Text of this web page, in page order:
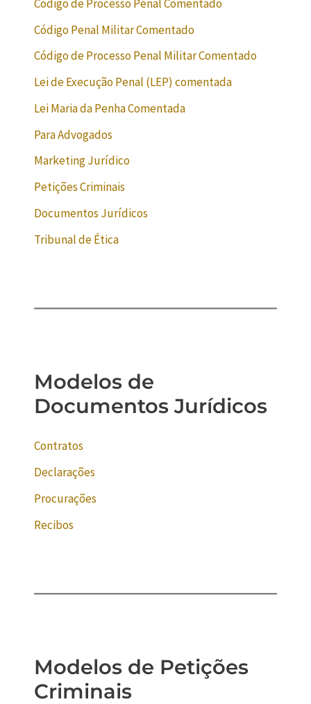
Código de Processo Penal Comentado
Código Penal Militar Comentado
Código de Processo Penal Militar Comentado
Lei de Execução Penal (LEP) comentada
Lei Maria da Penha Comentada
Para Advogados
Marketing Jurídico
Petições Criminais
Documentos Jurídicos
Tribunal de Ética
Modelos de
Documentos Jurídicos
Contratos
Declarações
Procurações
Recibos
Modelos de Petições
Criminais